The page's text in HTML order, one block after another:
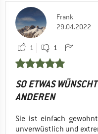
Frank
29.04.2022
1 1
SO ETWAS
ANDEREN
Sie ist einfach
unverwüstlich und